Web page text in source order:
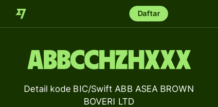
Daftar
ABBCCHZHXXX
Detail kode BIC/Swift ABB ASEA BROWN
BOVERI LTD